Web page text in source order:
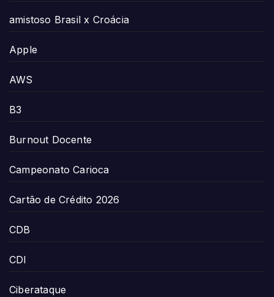
amistoso Brasil x Croácia
Apple
AWS
B3
Burnout Docente
Campeonato Carioca
Cartão de Crédito 2026
CDB
CDI
Ciberataque